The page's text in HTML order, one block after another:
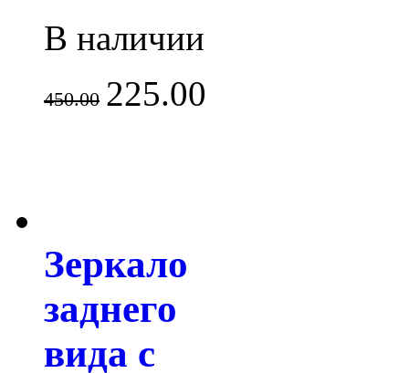
В наличии
450.00 225.00
Зеркало
заднего
вида с